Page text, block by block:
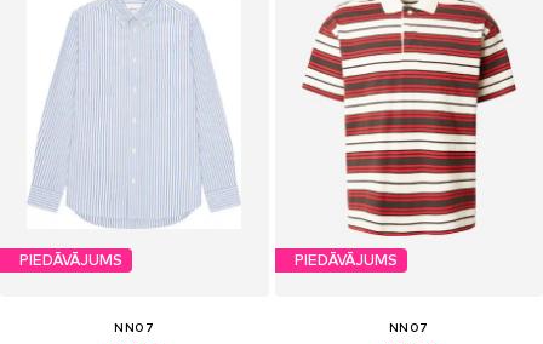
PIEDĀVĀJUMS
NN07
PIEDĀVĀJUMS
NN07